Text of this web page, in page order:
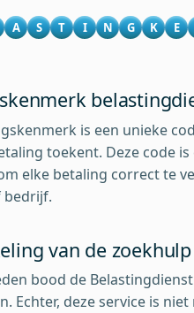
A S T I N G K E
is een unieke
toekent. Deze code
elke betaling correct te
bedrijf.
van de zoekhulp
bood de
Echter, deze service is